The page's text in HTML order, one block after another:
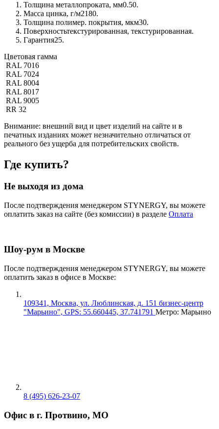
Толщина металлопроката, мм0.50.
Масса цинка, г/м2180.
Толщина полимер. покрытия, мкм30.
Поверхностьтекстурированная, текстурированная.
Гарантия25.
Цветовая гамма
RAL 7016
RAL 7024
RAL 8004
RAL 8017
RAL 9005
RR 32
Внимание: внешний вид и цвет изделий на сайте и в
печатных изданиях может незначительно отличаться от
реального без ущерба для потребительских свойств.
Где купить?
Не выходя из дома
После подтверждения менеджером STYNERGY, вы можете
оплатить заказ на сайте (без комиссии) в разделе Оплата
Шоу-рум в Москве
После подтверждения менеджером STYNERGY, вы можете
оплатить заказ в офисе в Москве:
109341, Москва, ул. Люблинская, д. 151 бизнес-центр
"Марьино", GPS: 55.660445, 37.741791 Метро: Марьино
8 (495) 626-23-07
Офис в г. Протвино, МО